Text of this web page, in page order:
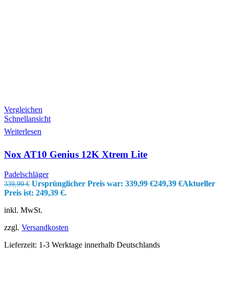
Vergleichen
Schnellansicht
Weiterlesen
Nox AT10 Genius 12K Xtrem Lite
Padelschläger
339,99€ Ursprünglicher Preis war: 339,99 €249,39 €Aktueller
Preis ist: 249,39 €.
inkl. MwSt.
zzgl. Versandkosten
Lieferzeit: 1-3 Werktage innerhalb Deutschlands